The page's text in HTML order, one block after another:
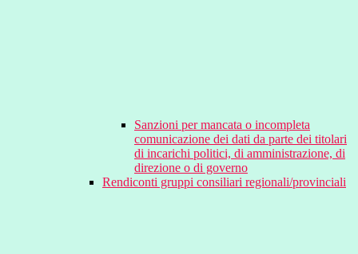
Sanzioni per mancata o incompleta
comunicazione dei dati da parte dei titolari
di incarichi politici, di amministrazione, di
direzione o di governo
Rendiconti gruppi consiliari regionali/provinciali